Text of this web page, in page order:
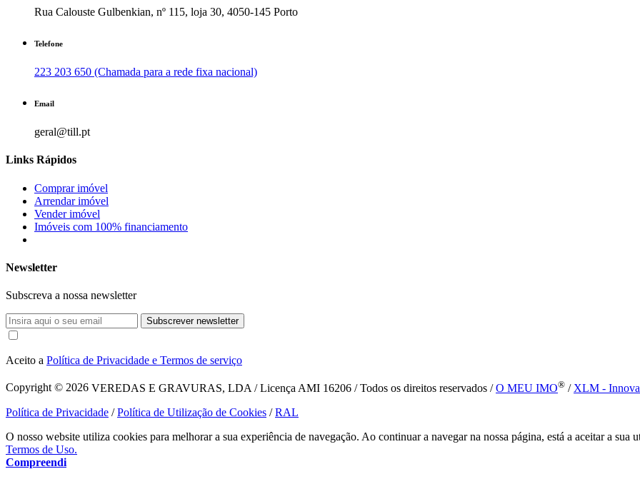
Rua Calouste Gulbenkian, nº 115, loja 30, 4050-145 Porto
Telefone
223 203 650 (Chamada para a rede fixa nacional)
Email
geral@till.pt
Links Rápidos
Comprar imóvel
Arrendar imóvel
Vender imóvel
Imóveis com 100% financiamento
Newsletter
Subscreva a nossa newsletter
Subscrever newsletter
Aceito a Política de Privacidade e Termos de serviço
Copyright © 2026 VEREDAS E GRAVURAS, LDA / Licença AMI 16206 / Todos os direitos reservados /O MEU IMO® / XLM -
Política de Privacidade /Política de Utilização de Cookies /RAL
O nosso website utiliza cookies para melhorar a sua experiência de navegação. Ao continuar a navegar na nossa página, está a aceitar a sua
Termos de Uso.
Compreendi